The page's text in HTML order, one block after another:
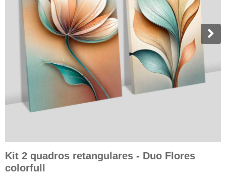
Kit 2 quadros retangulares - Duo Flores
colorfull